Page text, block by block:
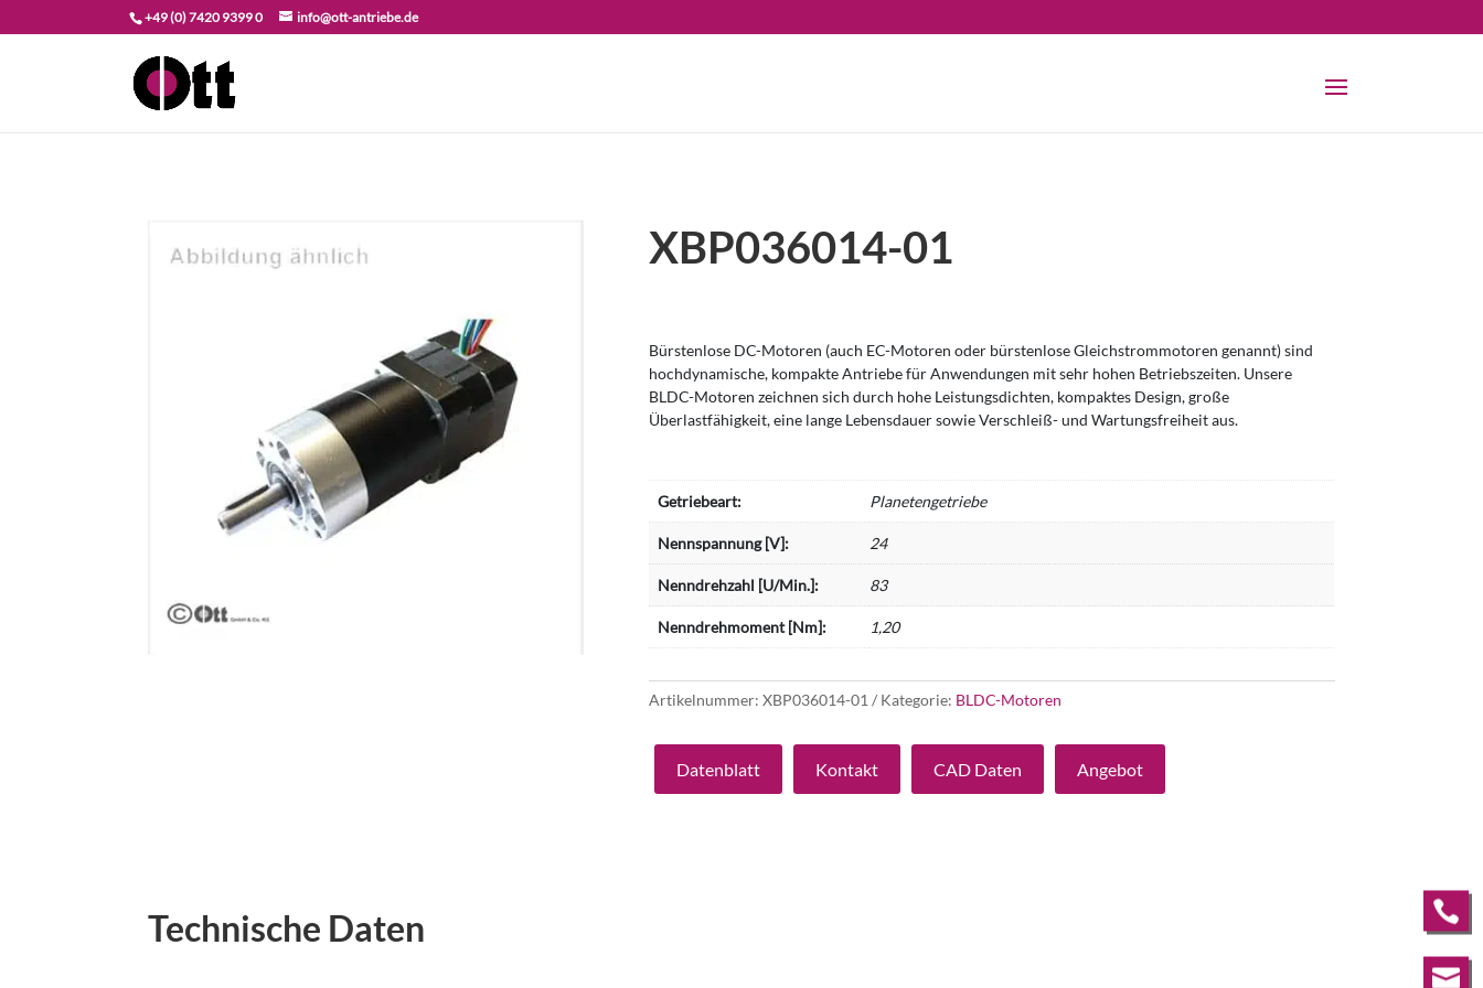
+49 (0) 7420 9399 0 info@ott-antriebe.de
XBP036014-01
Bürstenlose DC-Motoren (auch EC-Motoren oder bürstenlose Gleichstrommotoren genannt) sind
hochdynamische, kompakte Antriebe für Anwendungen mit sehr hohen Betriebszeiten. Unsere
BLDC-Motoren zeichnen sich durch hohe Leistungsdichten, kompaktes Design, große
Überlastfähigkeit, eine lange Lebensdauer sowie Verschleiß- und Wartungsfreiheit aus.
Getriebeart: Planetengetriebe
Nennspannung [V]: 24
Nenndrehzahl [U/Min.]: 83
Nenndrehmoment [Nm]: 1,20
Artikelnummer:XBP036014-01 Kategorie: BLDC-Motoren
Datenblatt Kontakt CAD Daten Angebot
Technische Daten 
